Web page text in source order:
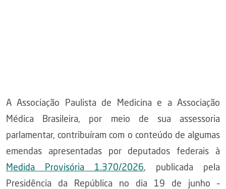
A Associação Paulista de Medicina e a Associação
Médica Brasileira, por meio de sua assessoria
parlamentar, contribuíram com o conteúdo de algumas
emendas apresentadas por deputados federais à
Medida Provisória 1.370/2026, publicada pela
Presidência da República no dia 19 de junho –